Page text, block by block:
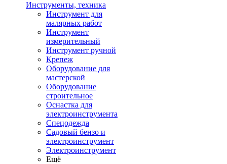
Инструменты, техника
Инструмент для
малярных работ
Инструмент
измерительный
Инструмент ручной
Крепеж
Оборудование для
мастерской
Оборудование
строительное
Оснастка для
электроинструмента
Спецодежда
Садовый бензо и
электроинструмент
Электроинструмент
Ещё